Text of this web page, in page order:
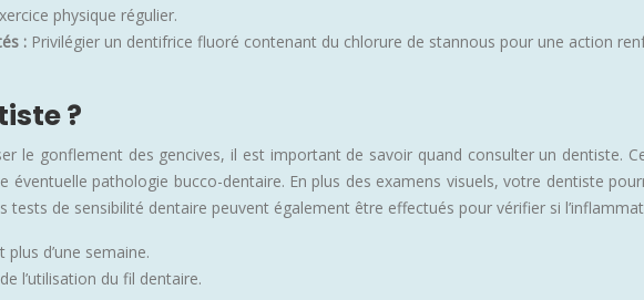
physique régulier.
: Privilégier un dentifrice fluoré contenant du chlorure de stannous pour une action
?
le gonflement des gencives, il est important de savoir quand consulter un dentiste.
éventuelle pathologie bucco-dentaire. En plus des examens visuels, votre dentiste
tests de sensibilité dentaire peuvent également être effectués pour vérifier si
d’une semaine.
l’utilisation du fil dentaire.